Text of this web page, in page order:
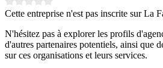
Cette entreprise n'est pas inscrite sur La
N'hésitez pas à explorer les profils
d'autres partenaires potentiels, ainsi que
sur ces organisations et leurs services.